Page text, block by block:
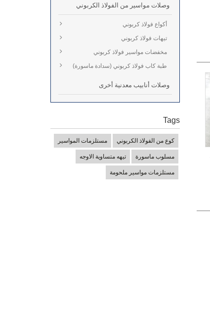
وصلات مواسير من الفولاذ الكربوني
أكواع فولاذ كربوني
تيهات فولاذ كربوني
مخفضات مواسير فولاذ كربوني
طبة كاب فولاذ كربوني (سدادة ماسورة)
وصلات أنابيب معدنية أخرى
Tags
كوع من الفولاذ الكربوني مستلزمات المواسير
مسلوب ماسورة تيهه متساوية الاوجه
مستلزمات مواسير ملحومة